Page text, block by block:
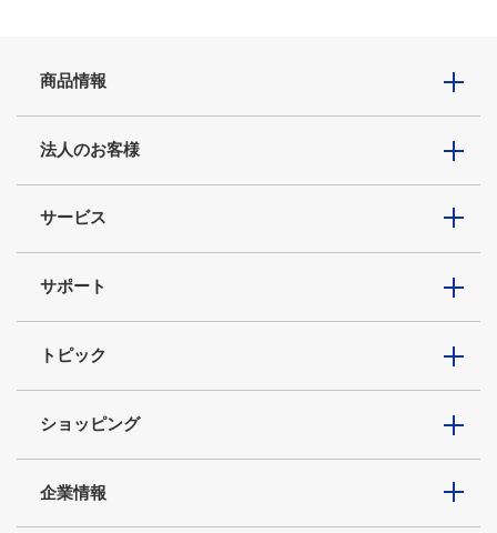
商品情報
法人のお客様
サービス
サポート
トピック
ショッピング
企業情報